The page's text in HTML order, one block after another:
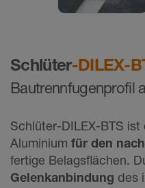
Schlüter-DILEX-
Bautrennfugenprofil
Schlüter-DILEX-BTS
Aluminium für den
fertige Belagsflächen.
Gelenkanbindung des